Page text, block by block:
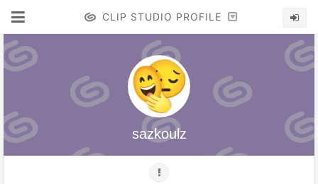
CLIP STUDIO PROFILE
sazkoulz